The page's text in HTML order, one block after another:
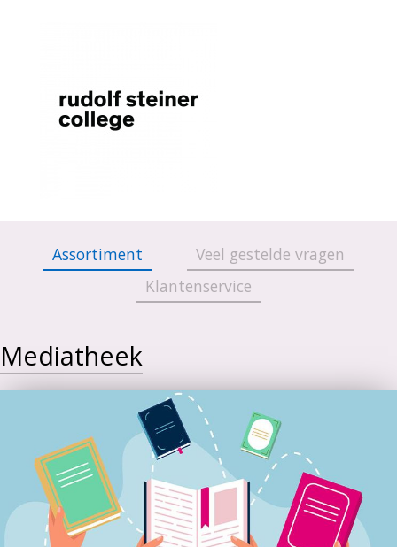
Assortiment
Veel gestelde vragen
Klantenservice
Mediatheek